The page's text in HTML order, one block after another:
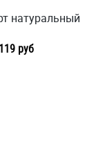
натуральный
119 руб